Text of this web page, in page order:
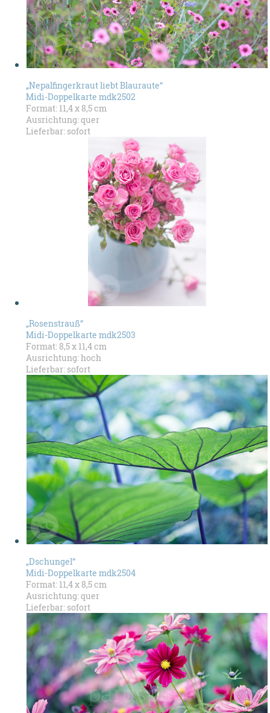
„Nepalfingerkraut liebt Blauraute“
Midi-Doppelkarte mdk2502
Format: 11,4 x 8,5 cm
Ausrichtung: quer
Lieferbar: sofort
„Rosenstrauß“
Midi-Doppelkarte mdk2503
Format: 8,5 x 11,4 cm
Ausrichtung: hoch
Lieferbar: sofort
„Dschungel“
Midi-Doppelkarte mdk2504
Format: 11,4 x 8,5 cm
Ausrichtung: quer
Lieferbar: sofort